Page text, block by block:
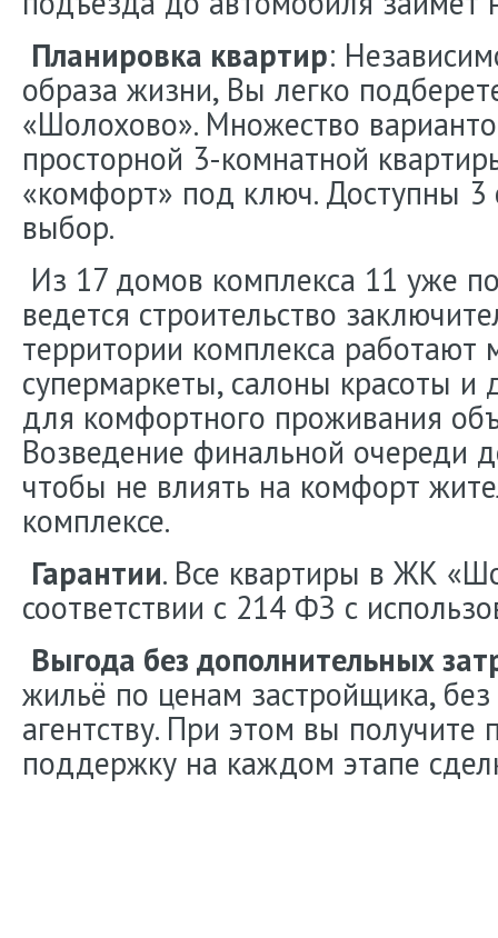
Планировка квартир:
образа жизни, Вы легко
«Шолохово». Множество
просторной 3-комнатной
«комфорт» под ключ. Доступны 3
выбор.
Из 17 домов комплекса 11 уже
ведется строительство
территории комплекса работают
супермаркеты, салоны красоты и
для комфортного проживания
Возведение финальной очереди
чтобы не влиять на комфорт
комплексе.
Гарантии. Все квартиры в ЖК
соответствии с 214 ФЗ с
Выгода без дополнительных
жильё по ценам застройщика,
агентству. При этом вы получите
поддержку на каждом этапе